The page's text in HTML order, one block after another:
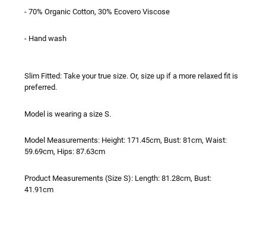
- 70% Organic Cotton, 30% Ecovero Viscose
- Hand wash
Slim Fitted: Take your true size. Or, size up if a more relaxed fit is
preferred.
Model is wearing a size S.
Model Measurements: Height: 171.45cm, Bust: 81cm, Waist:
59.69cm, Hips: 87.63cm
Product Measurements (Size S): Length: 81.28cm, Bust:
41.91cm